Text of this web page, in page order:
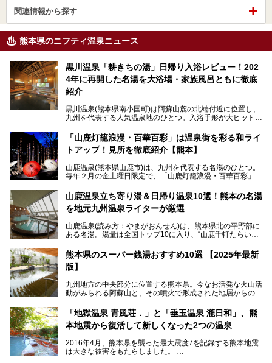
関連情報から探す
熊本県のニフティ温泉ニュース
黒川温泉「耕きちの湯」日帰り入浴レビュー！202
4年に再開した名湯を大浴場・家族風呂ともに徹底
紹介
黒川温泉(熊本県南小国町)は阿蘇山麓の北端付近に位置し、
九州を代表する人気温泉地のひとつ。入浴手形が大ヒット
す。
中でも「耕きち(こうきち)の湯」は露天風呂を持たないもの
り一度廃業しましたが、2024年10月に営業再開。数多くの
温泉ファンに注目される名湯です。
今回は再開した耕きちの湯を訪問し、全浴室(男女別大浴
「山鹿灯籠浪漫・百華百彩」は温泉街を彩る和ライ
トアップ！見所を徹底紹介【熊本】
山鹿温泉(熊本県山鹿市)は、九州を代表する名湯のひとつ。
毎年２月の金土曜日限定で、「山鹿灯籠浪漫・百華百彩」
ます。和傘や竹、ろうそくなどを用いて、和情緒たっぷりの
ライトアップが無料で楽しめます。
日、の合計8日間開催。今回は地元九州在住の筆者が、その
見所を徹底紹介。併せて、その他イベントや立ち寄り湯も併
山鹿温泉立ち寄り湯＆日帰り温泉10選！熊本の名湯
を地元九州温泉ライターが厳選
山鹿温泉(読み方：やまがおんせん)は、熊本県北の平野部に
ある名湯。湯量は全国トップ10に入り、“山鹿千軒たらいな
泉質であり、お湯の良さにも定評があります。
今回は地元九州の温泉ライターの私が実際に入浴した中か
設・家族風呂の3パターンに分類し、合計10施設を厳選して
ご紹介。ぜひ、湯めぐりの参考にして下さいね！
熊本県のスーパー銭湯おすすめ10選 【2025年最新
版】
九州地方の中央部分に位置する熊本県。今なお活発な火山活
動がみられる阿蘇山と、その噴火で形成された地層からの湧
す。
そんな熊本県は、県内の至るところから温泉が湧いている温
泉県でもあります。山鹿温泉、玉名温泉、黒川温泉、人吉温
出すスーパー銭湯が豊富です。なかでも注目のスーパー銭湯
をピックアップしました。
「地獄温泉 青風荘．」と「垂玉温泉 瀧日和」、熊
本地震から復活して新しくなった2つの温泉
2016年4月、熊本県を襲った最大震度7を記録する熊本地震
は大きな被害をもたらしました。